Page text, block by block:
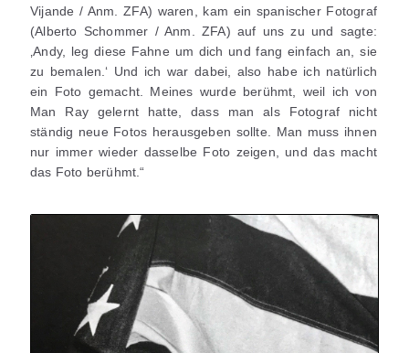
Vijande / Anm. ZFA) waren, kam ein spanischer Fotograf
(Alberto Schommer / Anm. ZFA) auf uns zu und sagte:
‚Andy, leg diese Fahne um dich und fang einfach an, sie
zu bemalen.‘ Und ich war dabei, also habe ich natürlich
ein Foto gemacht. Meines wurde berühmt, weil ich von
Man Ray gelernt hatte, dass man als Fotograf nicht
ständig neue Fotos herausgeben sollte. Man muss ihnen
nur immer wieder dasselbe Foto zeigen, und das macht
das Foto berühmt.“